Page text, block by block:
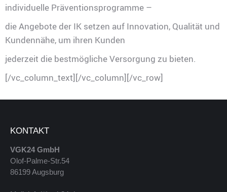
individuelle Präventionsprogramme –
die Angebote der IK setzen auf Innovation, Qualität und
Kundennähe, um ihren Kunden
jederzeit die bestmögliche Versorgung zu bieten.
[/vc_column_text][/vc_column][/vc_row]
KONTAKT
VGK24 GmbH
Olof-Palme-Str.54
86199 Augsburg